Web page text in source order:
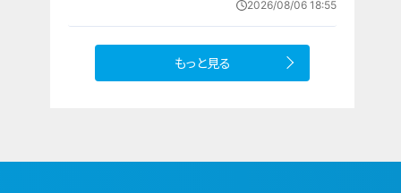
2026/08/06 18:55
もっと見る